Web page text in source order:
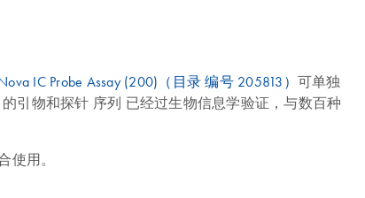
IC Probe Assay (200)（目录 编号 205813） 可单独
引物和探针 序列 已经过生物信息学验证，与数百种
使用。